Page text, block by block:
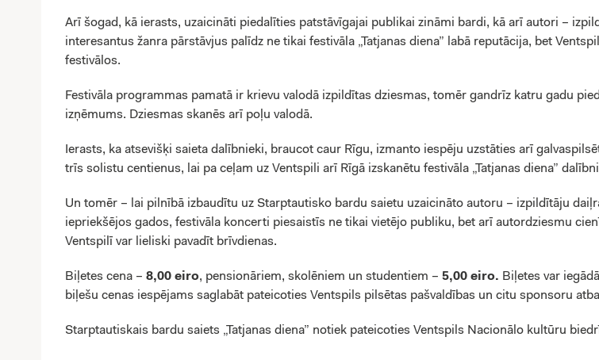
Arī šogad, kā ierasts, uzaicināti piedalīties patstāvīgajai publikai zināmi bardi, kā arī autori –
interesantus žanra pārstāvjus palīdz ne tikai festivāla „Tatjanas diena” labā reputācija, bet
festivālos.
Festivāla programmas pamatā ir krievu valodā izpildītas dziesmas, tomēr gandrīz katru gadu
izņēmums. Dziesmas skanēs arī poļu valodā.
Ierasts, ka atsevišķi saieta dalībnieki, braucot caur Rīgu, izmanto iespēju uzstāties arī
trīs solistu centienus, lai pa ceļam uz Ventspili arī Rīgā izskanētu festivāla „Tatjanas diena”
Un tomēr – lai pilnībā izbaudītu uz Starptautisko bardu saietu uzaicināto autoru – izpildītāju
iepriekšējos gados, festivāla koncerti piesaistīs ne tikai vietējo publiku, bet arī autordziesmu
Ventspilī var lieliski pavadīt brīvdienas.
Biļetes cena – 8,00 eiro, pensionāriem, skolēniem un studentiem – 5,00 eiro. Biļetes var
biļešu cenas iespējams saglabāt pateicoties Ventspils pilsētas pašvaldības un citu sponsoru
Starptautiskais bardu saiets „Tatjanas diena” notiek pateicoties Ventspils Nacionālo kultūru